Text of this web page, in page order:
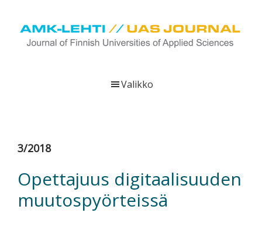
Hyppää
pääsisältöön
Hyppää
ensisijaiseen
Hyppää
alatunnisteeseen
viestittää
tutkimus-,
kehittämis-
Valikko
3/2018
Opettajuus digitaalisuuden
muutospyörteissä